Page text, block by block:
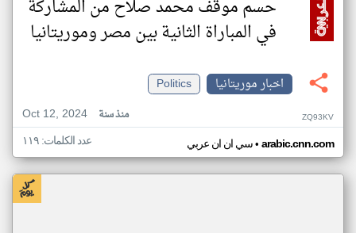
حسم موقف محمد صلاح من المشاركة
في المباراة الثانية بين مصر وموريتانيا
اخبار موريتانيا
Politics
Oct 12, 2024
منذ سنة ZQ93KV
سي ان ان عربي• arabic.cnn.com عدد الكلمات: ١١٩